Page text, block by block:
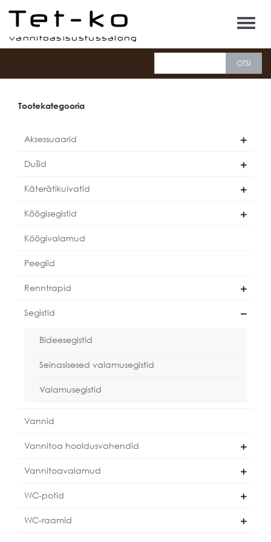
Tet-ko
Tootekategooria
Aksessuaarid
Dušid
Käterätikuivatid
Köögisegistid
Köögivalamud
Peeglid
Renntrapid
Segistid
Bideesegistid
Seinasisesed valamusegistid
Valamusegistid
Vannid
Vannitoa hooldusvahendid
Vannitoavalamud
WC-potid
WC-raamid